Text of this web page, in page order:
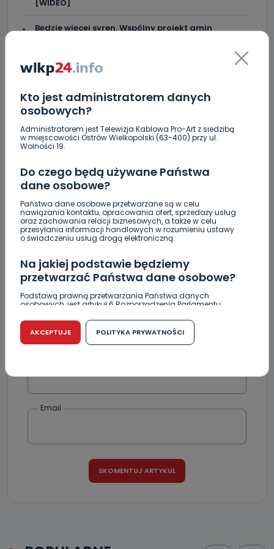
Kto jest administratorem danych
osobowych?
Administratorem jest Telewizja Kablowa Pro-Art z siedzibą
w miejscowości Ostrów Wielkopolski (63-400) przy ul.
Wolności 19.
Do czego będą używane Państwa
dane osobowe?
Państwa dane osobowe przetwarzane są w celu
nawiązania kontaktu, opracowania ofert, sprzedaży usług
oraz zachowania relacji biznesowych, a także w celu
przesyłania informacji handlowych w rozumieniu ustawy
o świadczeniu usług drogą elektroniczną.
Na jakiej podstawie będziemy
przetwarzać Państwa dane osobowe?
Podstawą prawną przetwarzania Państwa danych
osobowych, jest artykuł 6 Rozporządzenia Parlamentu
r. w sprawie ochrony osób fizycznych w związku z
przetwarzaniem danych osobowych w sprawie
swobodnego przepływu takich danych oraz uchylenia
dyrektywy 95/46/WE (RODO).
Czy jest możliwość cofnięcia zgody?
Podanie danych osobowych jest dobrowolne, nie jest
warunku zawarcia umowy. Cofnięcie zgody jest możliwe
tradycyjna) tak, aby dotarła do wiadomości Telewizji
Wielkopolski (63-400) przy ul. Wolności 19.
Kiedy i komu możemy przekazać
AKCEPTUJE POLITYKA PRYWATNOŚCI
[WIDEO]
Będzie więcej syren. Wspólny projekt gmin
Skomentuj ten wpis jako pierwszy!
DOŁĄCZ DO DYSKUSJI
DODAJ SWÓJ KOMENTARZ
Wiadomość
Email